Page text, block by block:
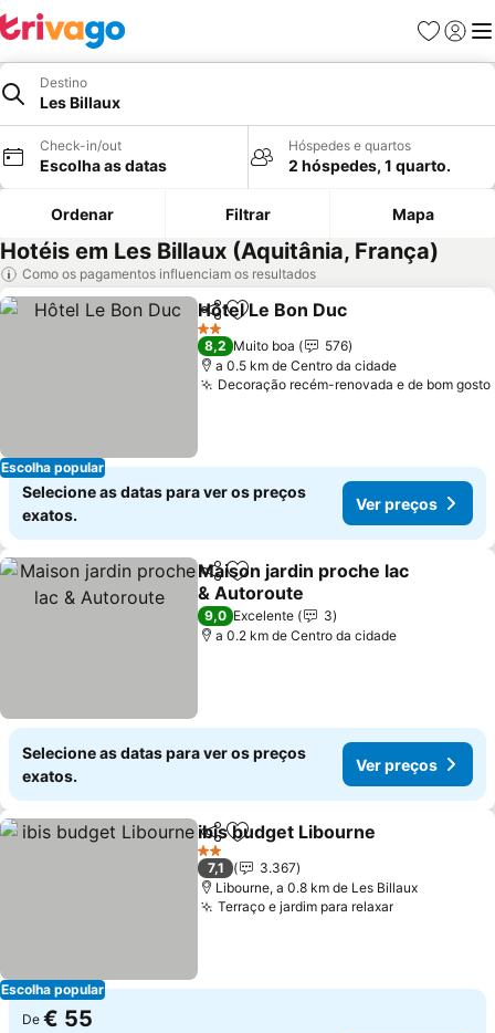
Favoritos
Iniciar
Destino
Les Billaux
Check-in/out
Escolha as datas
Hóspedes e quartos
2 hóspedes, 1 quarto.
Ordenar Filtrar Mapa
Hotéis em Les Billaux (Aquitânia, França)
Como os pagamentos influenciam os resultados
Escolha popular
PartilharAdicionar aos favoritos
Hôtel Le Bon Duc
2 Estrelas
8,2 Muito boa
576
a 0.5 km de Centro da cidade
Decoração recém-renovada e de bom gosto
Selecione as datas para ver os preços
exatos.
Ver preços
PartilharAdicionar aos favoritos
Maison jardin proche lac
& Autoroute
9,0 Excelente
3
a 0.2 km de Centro da cidade
Selecione as datas para ver os preços
exatos.
Ver preços
Escolha popular
PartilharAdicionar aos favoritos
ibis budget Libourne
2 Estrelas
7,1
3.367
Libourne, a 0.8 km de Les Billaux
Terraço e jardim para relaxar
De € 55